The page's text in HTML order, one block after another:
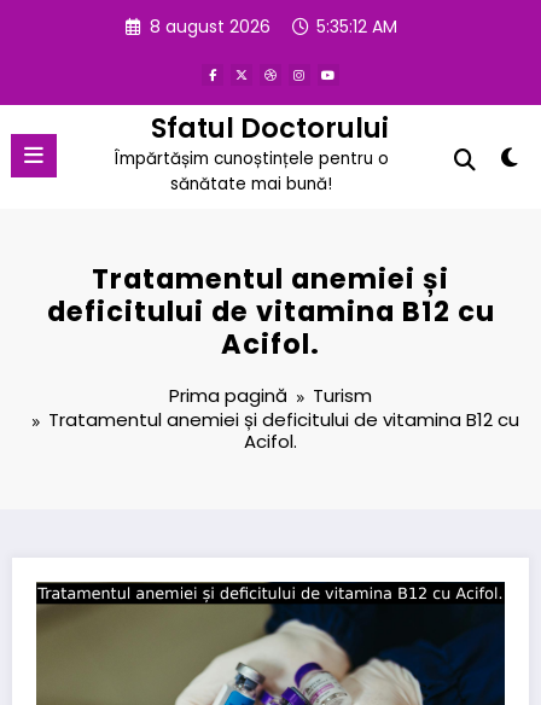
8 august 2026 5:35:13 AM
Sfatul Doctorului
Împărtășim cunoștințele pentru o
sănătate mai bună!
Tratamentul anemiei și
deficitului de vitamina B12 cu
Acifol.
Prima pagină
Turism
Tratamentul anemiei și deficitului de vitamina B12 cu
Acifol.